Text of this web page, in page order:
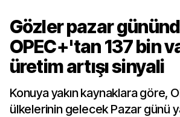
Gözler pazar
OPEC+'tan 137 bin
üretim artışı sinyali
Konuya yakın kaynaklara göre,
ülkelerinin gelecek Pazar günü